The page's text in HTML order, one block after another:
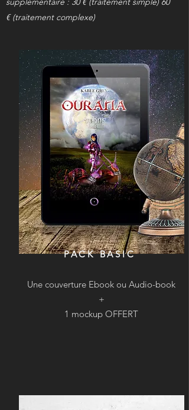
€ (traitement complexe)
PACK BASIC
Une couverture Ebook ou Audio-book
+
1 mockup OFFERT